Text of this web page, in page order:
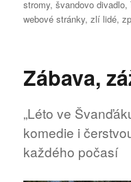
stromy,švandovo divadlo,
webové stránky,zlí lidé,
Zábava,
„Léto ve
komedie i
každého počasí